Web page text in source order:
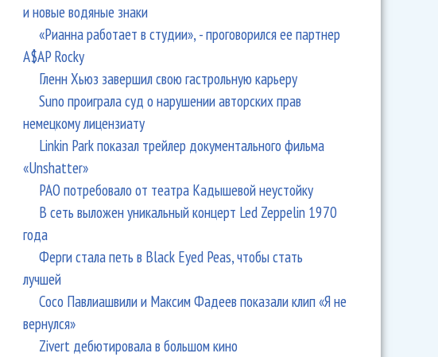
и новые водяные знаки
«Рианна работает в студии», - проговорился ее партнер
A$AP Rocky
Гленн Хьюз завершил свою гастрольную карьеру
Suno проиграла суд о нарушении авторских прав
немецкому лицензиату
Linkin Park показал трейлер документального фильма
«Unshatter»
РАО потребовало от театра Кадышевой неустойку
В сеть выложен уникальный концерт Led Zeppelin 1970
года
Ферги стала петь в Black Eyed Peas, чтобы стать
лучшей
Сосо Павлиашвили и Максим Фадеев показали клип «Я не
вернулся»
Zivert дебютировала в большом кино